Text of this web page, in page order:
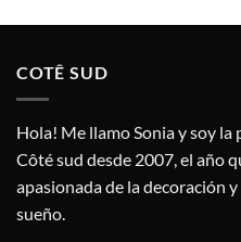
COTÊ SUD
Hola! Me llamo Sonia y soy la
Côté sud desde 2007, el año
apasionada de la decoración
sueño.